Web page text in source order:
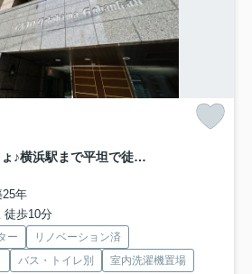
内装も外観も綺麗でしょ♪横浜駅まで平坦で徒歩１０分の立地だから通勤にもGOOD！！そう、これだけの価格には、今後も得られる恩恵だけの価値がある！！それが、『クリオ横浜伍番館』リノベーション
年
徒歩10分
ー
リノベーション済
バス・トイレ別 室内洗濯機置場